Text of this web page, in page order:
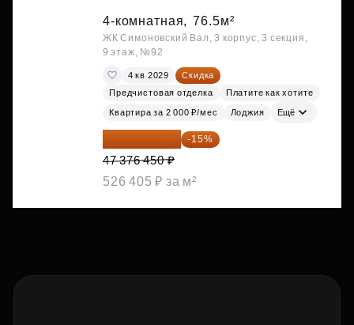
4-комнатная, 76.5м²
ЖК Симоновский Вал, 3 корпус, 3 секция,
9 этаж, №92
4 кв 2029
Скидка
Предчистовая отделка
Платите как хотите
Квартира за 2 000 ₽/мес Лоджия Ещё
40 269 983 ₽ -15%
47 376 450 ₽
526 405 ₽ за м²